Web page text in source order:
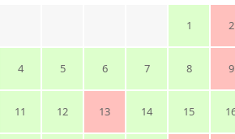
1 2
4 5 6 7 8 9
11 12 13 14 15